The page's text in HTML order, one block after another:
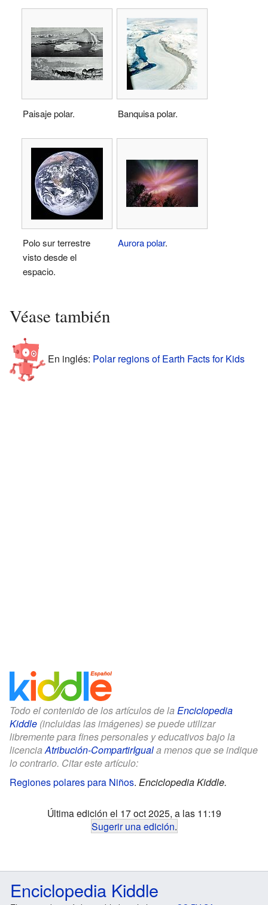
Paisaje polar. Banquisa polar.
Polo sur terrestre
visto desde el
espacio.
Aurora polar.
Véase también
En inglés: Polar regions of Earth Facts for Kids
Todo el contenido de los artículos de la Enciclopedia
Kiddle (incluidas las imágenes) se puede utilizar
libremente para fines personales y educativos bajo la
licenciaAtribución-CompartirIguala menos que se indique
lo contrario. Citar este artículo:
Regiones polares para Niños. Enciclopedia Kiddle.
Última edición el 17 oct 2025, a las 11:19
Sugerir una edición.
Enciclopedia Kiddle